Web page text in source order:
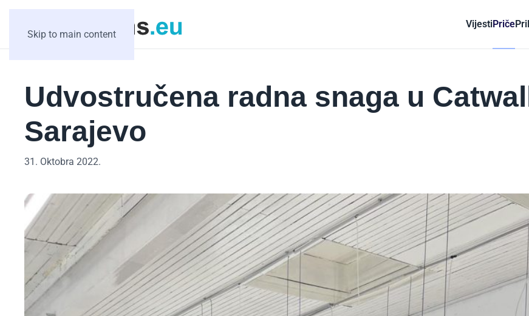
Skip to main content
VijestiPriče
Udvostručena radna snaga u
Sarajevo
31. Oktobra 2022.